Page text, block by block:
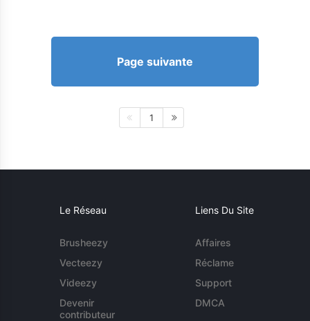
Page suivante
1
Le Réseau
Brusheezy
Vecteezy
Videezy
Devenir
contributeur
Liens Du Site
Affaires
Réclame
Support
DMCA